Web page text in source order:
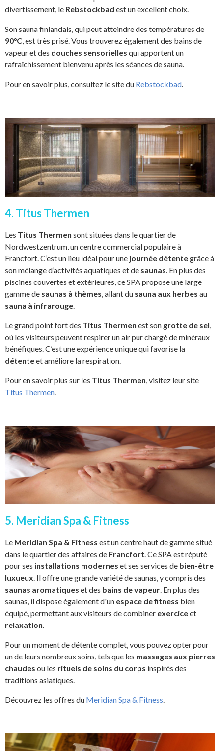
divertissement, le Rebstockbad est un excellent choix.
Son sauna finlandais, qui peut atteindre des températures de
90°C, est très prisé. Vous trouverez également des bains de
vapeur et des douches sensorielles qui apportent un
rafraîchissement bienvenu après les séances de sauna.
Pour en savoir plus, consultez le site du Rebstockbad.
4. Titus Thermen
Les Titus Thermen sont situées dans le quartier de
Nordwestzentrum, un centre commercial populaire à
Francfort. C’est un lieu idéal pour une journée détentegrâce à
son mélange d’activités aquatiques et de saunas. En plus des
piscines couvertes et extérieures, ce SPA propose une large
gamme de saunas à thèmes, allant du sauna aux herbes au
sauna à infrarouge.
Le grand point fort des Titus Thermen est son grotte de sel,
où les visiteurs peuvent respirer un air pur chargé de minéraux
bénéfiques. C’est une expérience unique qui favorise la
détenteet améliore la respiration.
Pour en savoir plus sur les Titus Thermen, visitez leur site
Titus Thermen.
5. Meridian Spa & Fitness
Le Meridian Spa & Fitness est un centre haut de gamme situé
dans le quartier des affaires de Francfort. Ce SPA est réputé
pour ses installations modernes et ses services de bien-être
luxueux. Il offre une grande variété de saunas, y compris des
saunas aromatiques et des bains de vapeur. En plus des
saunas, il dispose également d'un espace de fitness bien
équipé, permettant aux visiteurs de combiner exerciceet
relaxation.
Pour un moment de détente complet, vous pouvez opter pour
un de leurs nombreux soins, tels que les massages aux pierres
chaudes ou les rituels de soins du corps inspirés des
traditions asiatiques.
Découvrez les offres du Meridian Spa & Fitness.